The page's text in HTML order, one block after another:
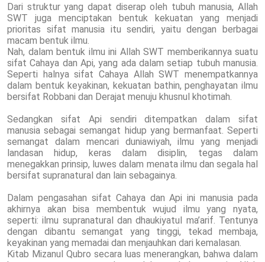
Dari struktur yang dapat diserap oleh tubuh manusia, Allah
SWT juga menciptakan bentuk kekuatan yang menjadi
prioritas sifat manusia itu sendiri, yaitu dengan berbagai
macam bentuk ilmu.
Nah, dalam bentuk ilmu ini Allah SWT memberikannya suatu
sifat Cahaya dan Api, yang ada dalam setiap tubuh manusia.
Seperti halnya sifat Cahaya Allah SWT menempatkannya
dalam bentuk keyakinan, kekuatan bathin, penghayatan ilmu
bersifat Robbani dan Derajat menuju khusnul khotimah.
Sedangkan sifat Api sendiri ditempatkan dalam sifat
manusia sebagai semangat hidup yang bermanfaat. Seperti
semangat dalam mencari duniawiyah, ilmu yang menjadi
landasan hidup, keras dalam disiplin, tegas dalam
menegakkan prinsip, luwes dalam menata ilmu dan segala hal
bersifat supranatural dan lain sebagainya.
Dalam pengasahan sifat Cahaya dan Api ini manusia pada
akhirnya akan bisa membentuk wujud ilmu yang nyata,
seperti: ilmu supranatural dan dhaukiyatul ma’arif. Tentunya
dengan dibantu semangat yang tinggi, tekad membaja,
keyakinan yang memadai dan menjauhkan dari kemalasan.
Kitab Mizanul Qubro secara luas menerangkan, bahwa dalam